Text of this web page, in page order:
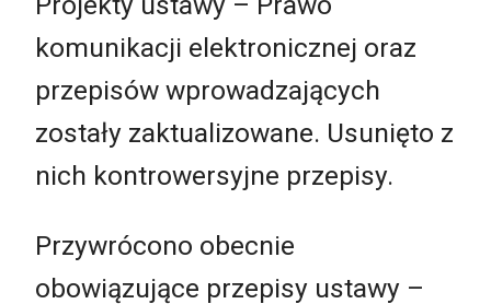
komunikacji elektronicznej oraz
przepisów wprowadzających
zostały zaktualizowane. Usunięto z
nich kontrowersyjne przepisy.
Przywrócono obecnie
obowiązujące przepisy ustawy –